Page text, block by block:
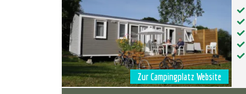
Zur Campingplatz Website